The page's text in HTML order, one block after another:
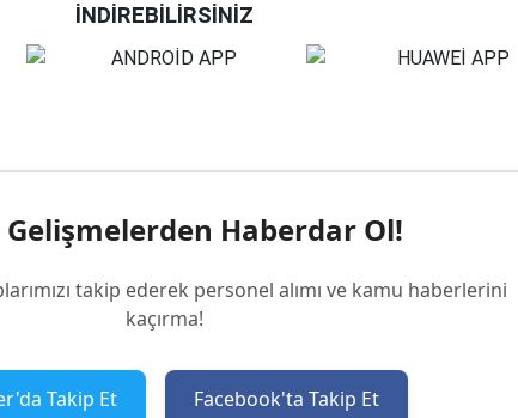
İNDİREBİLİRSİNİZ
Gelişmelerden Haberdar Ol!
takip ederek personel alımı ve kamu haberlerini
kaçırma!
Takip Et Facebook'ta Takip Et